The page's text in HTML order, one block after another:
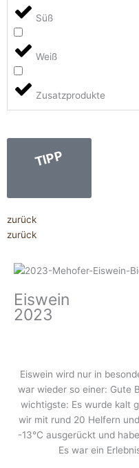
Süß
Weiß
Zusatzprodukte
TIPP
zurück
zurück
Eiswein
2023
Eiswein wird nur in
war wieder so einer: Gute
wichtigste: Es wurde kalt
wir mit rund 20 Helfern
-13°C ausgerückt und
Es war ein